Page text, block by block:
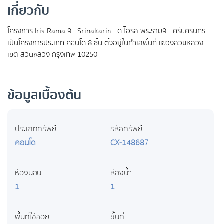
เกี่ยวกับ
โครงการ Iris Rama 9 - Srinakarin - ดิ ไอริส พระราม9 - ศรีนครินทร์
เป็นโครงการประเภท คอนโด 8 ชั้น ตั้งอยู่ในทำเลพื้นที่ แขวงสวนหลวง
เขต สวนหลวง กรุงเทพ 10250
ข้อมูลเบื้องต้น
ประเภททรัพย์
คอนโด
ห้องนอน
1
พื้นที่ใช้สอย
รหัสทรัพย์
CX-148687
ห้องน้ำ
1
ชั้นที่